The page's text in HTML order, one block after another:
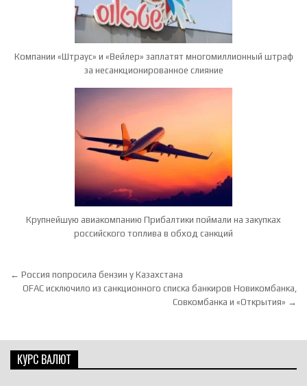
Компании «Штраус» и «Вейлер» заплатят многомиллионный штраф
за несанкционированное слияние
Крупнейшую авиакомпанию Прибалтики поймали на закупках
российского топлива в обход санкций
Навигация по записям
← Россия попросила бензин у Казахстана
OFAC исключило из санкционного списка банкиров Новикомбанка,
Совкомбанка и «Открытия» →
КУРС ВАЛЮТ